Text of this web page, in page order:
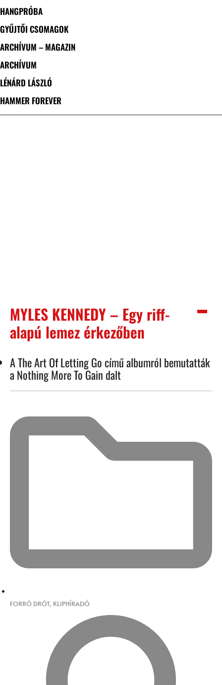
HANGPRÓBA
GYŰJTŐI CSOMAGOK
ARCHÍVUM – MAGAZIN
ARCHÍVUM
LÉNÁRD LÁSZLÓ
HAMMER FOREVER
MYLES KENNEDY – Egy riff-
alapú lemez érkezőben
A The Art Of Letting Go című albumról bemutatták
a Nothing More To Gain dalt
FORRÓ DRÓT, KLIPHÍRADÓ